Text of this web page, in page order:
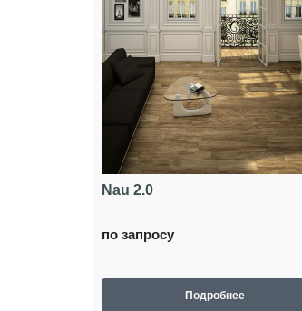
Nau 2.0
по запросу
Подробнее